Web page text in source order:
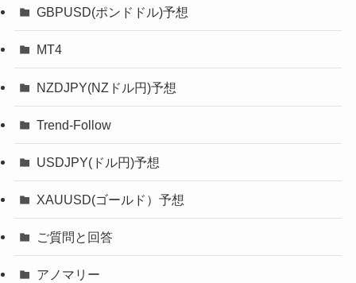
GBPUSD(ポンドドル)予想
MT4
NZDJPY(NZドル円)予想
Trend-Follow
USDJPY(ドル円)予想
XAUUSD(ゴールド）予想
ご質問と回答
アノマリー